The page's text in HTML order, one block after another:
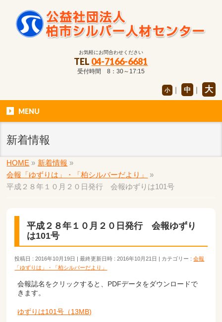
お気軽にお問合わせください
TEL 04-7166-6681
受付時間 8：30～17:15
小 ｜ 中 ｜ 大
MENU
新着情報
HOME » 新着情報 »
会報「ゆずりは」・「柏シルバーだより」
»
平成２８年１０月２０日発行 会報ゆずりは101号
平成２８年１０月２０日発行 会報ゆずり
は101号
投稿日 : 2016年10月19日 最終更新日時 : 2016年10月21日 カテゴリー :会報
「ゆずりは」・「柏シルバーだより」
会報誌名をクリックすると、PDFデータをダウンロードで
きます。
ゆずりは101号（13MB)